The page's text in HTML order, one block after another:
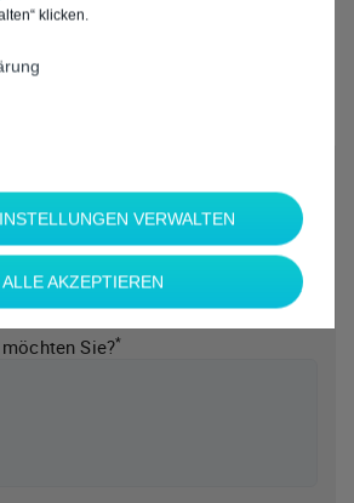
Sie?*
klicken.
VERWALTEN
ALLE AKZEPTIEREN